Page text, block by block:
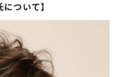
ついて】